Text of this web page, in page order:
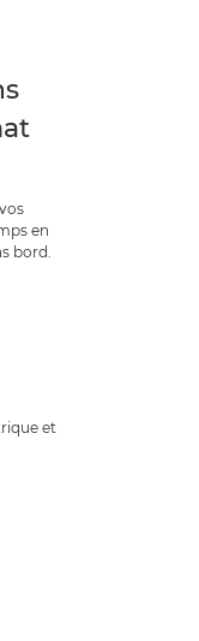
en
bord.
et